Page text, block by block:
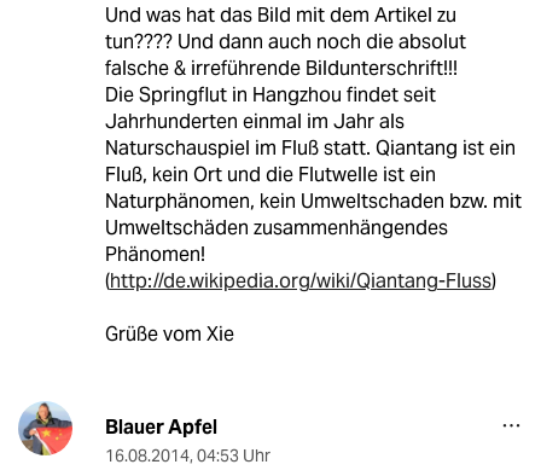
Und was hat das Bild mit dem Artikel zu
tun???? Und dann auch noch die absolut
falsche & irreführende Bildunterschrift!!!
Die Springflut in Hangzhou findet seit
Jahrhunderten einmal im Jahr als
Naturschauspiel im Fluß statt. Qiantang ist ein
Fluß, kein Ort und die Flutwelle ist ein
Naturphänomen, kein Umweltschaden bzw. mit
Umweltschäden zusammenhängendes
Phänomen!
(http://de.wikipedia.org/wiki/Qiantang-Fluss)
Grüße vom Xie
Blauer Apfel
16.08.2014, 04:53 Uhr